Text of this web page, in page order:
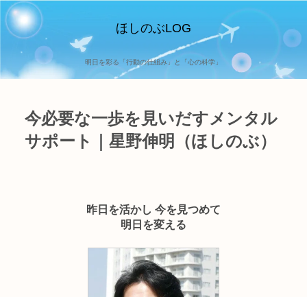
ほしのぶLOG
明日を彩る「行動の仕組み」と「心の科学」
今必要な一歩を見いだすメンタル
サポート｜星野伸明（ほしのぶ）
昨日を活かし 今を見つめて
明日を変える